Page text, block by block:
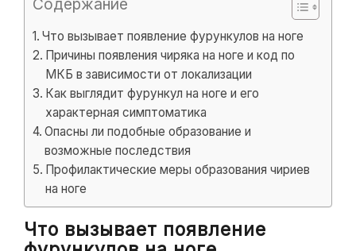
Содержание
Что вызывает появление фурункулов на ноге
Причины появления чиряка на ноге и код по
МКБ в зависимости от локализации
Как выглядит фурункул на ноге и его
характерная симптоматика
Опасны ли подобные образование и
возможные последствия
Профилактические меры образования чириев
на ноге
Что вызывает появление